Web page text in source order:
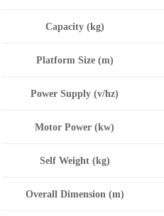
Capacity (kg)
Platform Size (m)
Power Supply (v/hz)
Motor Power (kw)
Self Weight (kg)
Overall Dimension (m)